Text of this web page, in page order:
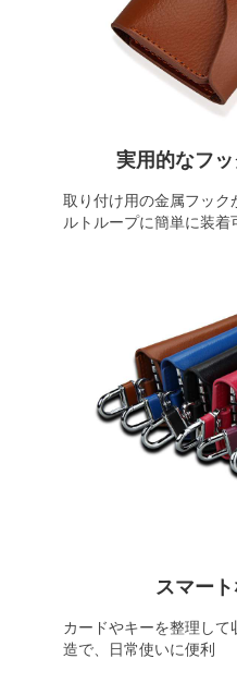
実用的なフ
取り付け用の金属フック
ルトループに簡単に装着
スマー
カードやキーを整理し
造で、日常使いに便利